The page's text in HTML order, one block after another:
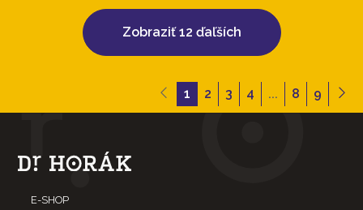
Zobraziť 12 ďaľších
1 2 3 4 ... 8 9
E-SHOP